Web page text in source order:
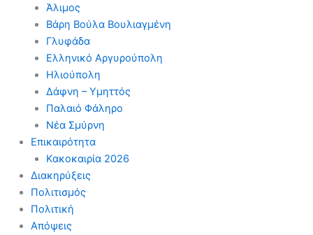
Άλιμος
Βάρη Βούλα Βουλιαγμένη
Γλυφάδα
Ελληνικό Αργυρούπολη
Ηλιούπολη
Δάφνη – Υμηττός
Παλαιό Φάληρο
Νέα Σμύρνη
Επικαιρότητα
Κακοκαιρία 2026
Διακηρύξεις
Πολιτισμός
Πολιτική
Απόψεις